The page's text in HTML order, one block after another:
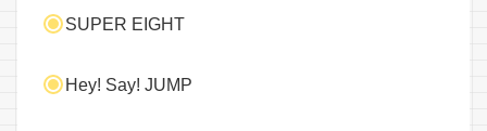
SUPER EIGHT
Hey! Say! JUMP